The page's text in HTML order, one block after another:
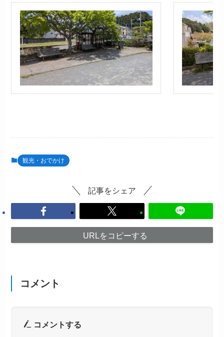
観光・おでかけ
記事をシェア
URLをコピーする
コメント
コメントする